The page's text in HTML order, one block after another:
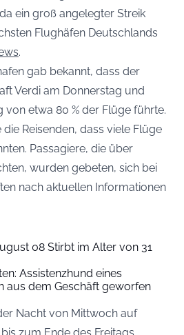
ein groß angelegter Streik
Flughäfen Deutschlands
.
gab bekannt, dass der
Verdi am Donnerstag und
von etwa 80 % der Flüge führte.
Reisenden, dass viele Flüge
Passagiere, die über
wurden gebeten, sich bei
nach aktuellen Informationen
08 Stirbt im Alter von 31
Assistenzhund eines
aus dem Geschäft geworfen
Nacht von Mittwoch auf